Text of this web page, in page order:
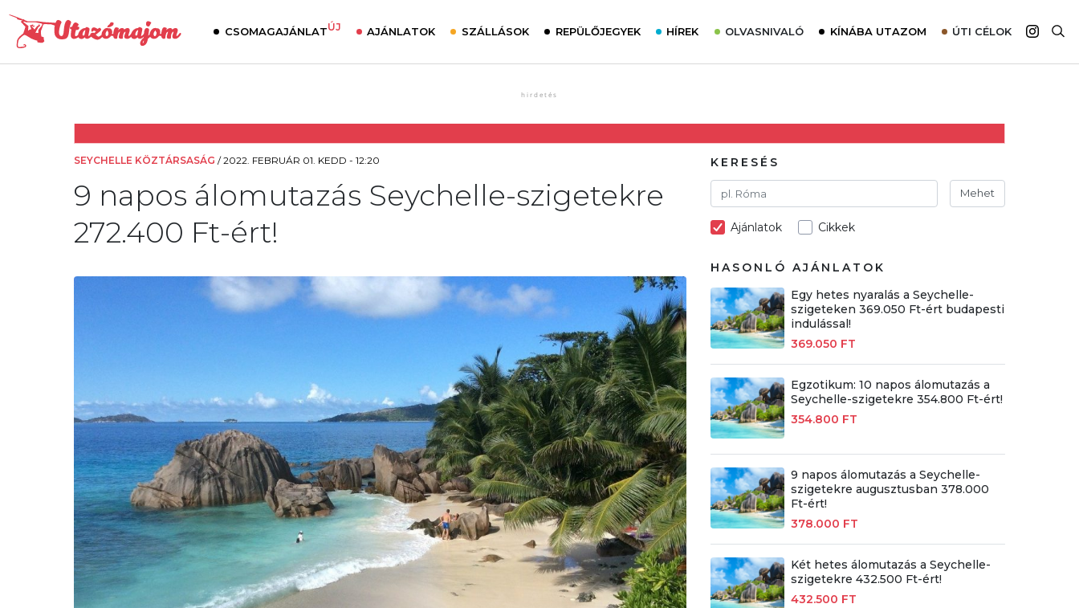
CSOMAGAJÁNLATÚJ AJÁNLATOK SZÁLLÁSOK REPÜLŐJEGYEK HÍREK OLVASNIVALÓ
Utazómajom – CitySIM kártya a világutazóknak
Élménybeszámolók
Szállodalátogatás
Sajtómegjelenések
KÍNÁBA UTAZOM ÚTI CÉLOK
Afrika
SEYCHELLE KÖZTÁRSASÁG /2022. FEBRUÁR 01. KEDD - 12:20
9 napos álomutazás Seychelle-szigetekre
272.400 Ft-ért!
KERESÉS
Mehet
Ajánlatok Cikkek
HASONLÓ AJÁNLATOK
Egy hetes nyaralás a Seychelle-
szigeteken 369.050 Ft-ért budapesti
indulással!
369.050 FT
Egzotikum: 10 napos álomutazás a
Seychelle-szigetekre 354.800 Ft-ért!
354.800 FT
9 napos álomutazás a Seychelle-
szigetekre augusztusban 378.000
Ft-ért!
378.000 FT
Két hetes álomutazás a Seychelle-
szigetekre 432.500 Ft-ért!
432.500 FT